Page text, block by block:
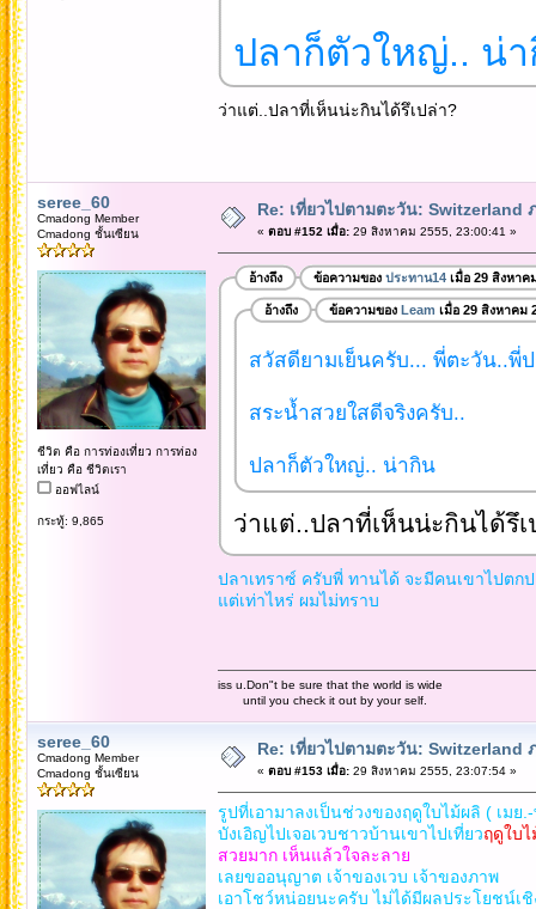
ปลาก็ตัวใหญ่.. น่
ว่าแต่..ปลาที่เห็นน่ะกินได้รึเปล่า?
seree_60
Cmadong Member
Cmadong ชั้นเซียน
ชีวิต คือ การท่องเที่ยว การท่อง
เที่ยว คือ ชีวิตเรา
ออฟไลน์
กระทู้: 9,865
Re: เที่ยวไปตามตะวัน: Switzerland
« ตอบ #152 เมื่อ:29 สิงหาคม 2555, 23:00:41 »
อ้างถึง ข้อความของ ประทาน14เมื่อ 29 สิงหาค
อ้างถึง ข้อความของ Leam เมื่อ 29 สิงหาคม
สวัสดียามเย็นครับ... พี่ตะวัน..พี่
สระน้ำสวยใสดีจริงครับ..
ปลาก็ตัวใหญ่.. น่ากิน
ว่าแต่..ปลาที่เห็นน่ะกินได้รึเ
ปลาเทราซ์ ครับพี่ ทานได้ จะมีคนเขาไปตก
แต่เท่าไหร่ ผมไม่ทราบ
iss u.Don"t be sure that the world is wide
until you check it out by your self.
seree_60
Cmadong Member
Cmadong ชั้นเซียน
Re: เที่ยวไปตามตะวัน: Switzerland
« ตอบ #153 เมื่อ:29 สิงหาคม 2555, 23:07:54 »
รูปที่เอามาลงเป็นช่วงของฤดูใบไม้ผลิ ( เมย
บังเอิญไปเจอเวบชาวบ้านเขาไปเที่ยวฤดูใบไ
สวยมาก เห็นแล้วใจละลาย
เลยขออนุญาต เจ้าของเวบ เจ้าของภาพ
เอาโชว์หน่อยนะครับ ไม่ได้มีผลประโยชน์เ